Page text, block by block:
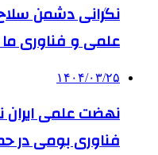
نگرانی دشمن
علمی و فناوری
۱۴۰۴/۰۳/۲۵
نهضت علمی
فناوری بومی در